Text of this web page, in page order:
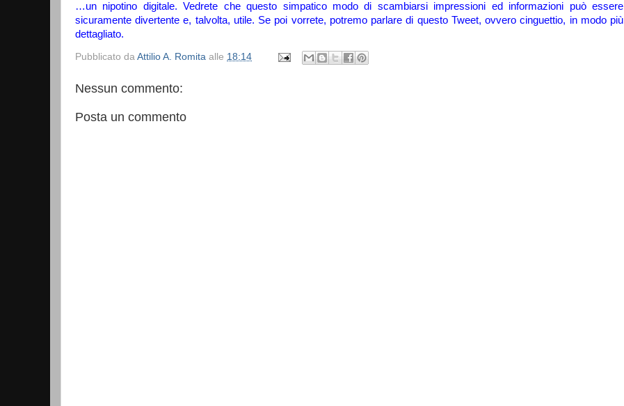
…un nipotino digitale. Vedrete che questo simpatico modo di scambiarsi impressioni ed informazioni può essere
sicuramente divertente e, talvolta, utile. Se poi vorrete, potremo parlare di questo Tweet, ovvero cinguettio, in modo più
dettagliato.
Pubblicato da Attilio A. Romita alle 18:14
Nessun commento:
Posta un commento